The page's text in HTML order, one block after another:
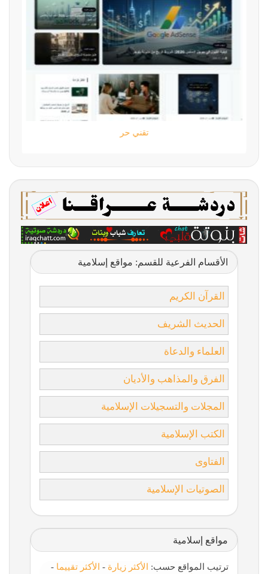
تقني حر
الأقسام الفرعية للقسم: مواقع إسلامية
القرآن الكريم
الحديث الشريف
العلماء والدعاة
الفرق والمذاهب والأديان
المجلات والتسجيلات الإسلامية
الكتب الإسلامية
الفتاوى
الصوتيات الإسلامية
مواقع إسلامية
ترتيب المواقع حسب:الأكثر زيارة-الأكثر تقييما-